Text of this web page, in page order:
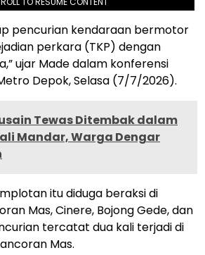
pencurian kendaraan bermotor
perkara (TKP) dengan
ujar Made dalam konferensi
Depok, Selasa (7/7/2026).
Tewas Ditembak dalam
Mandar, Warga Dengar
itu diduga beraksi di
Mas, Cinere, Bojong Gede, dan
tercatat dua kali terjadi di
Mas.